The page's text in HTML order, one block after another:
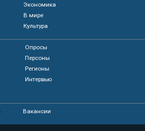
Экономика
В мире
Культура
Опросы
Персоны
Регионы
Интервью
Вакансии